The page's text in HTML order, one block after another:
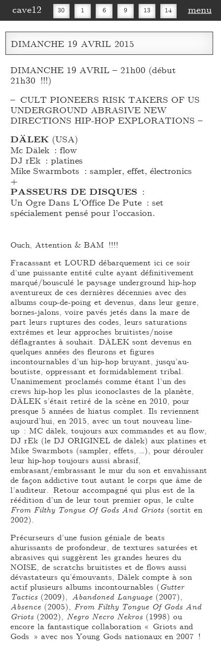
cave12 30 1 6 9 13 14
16 20 27 30
menu
DIMANCHE 19 AVRIL 2015
DIMANCHE 19 AVRIL – 21h00 (début
21h30 !!!)
– CULT PIONEERS RISK TAKERS OF US
UNDERGROUND ABRASIVE NEW
DIRECTIONS HIP-HOP EXPLORATIONS –
DÄLEK (USA)
Mc Dälek : flow
DJ rEk : platines
Mike Swarmbots : sampler, effet, électronics
+
PASSEURS DE DISQUES :
Un Ogre Dans L’Office De Pute : set
spécialement pensé pour l’occasion.
Ouch, Attention & BAM !!!!
Fracassant et LOURD débarquement ici ce soir
d’une puissante entité culte ayant définitivement
marqué/bousculé le paysage underground hip-hop
aventureux de ces dernières décennies avec des
albums coup-de-poing et devenus, dans leur genre,
bornes-jalons, voire pavés jetés dans la mare de
part leurs ruptures des codes, leurs saturations
extrêmes et leur approches bruitistes/noise
déflagrantes à souhait. DÄLEK sont devenus en
quelques années des fleurons et figures
incontournables d’un hip-hop bruyant, jusqu’au-
boutiste, oppressant et formidablement tribal.
Unanimement proclamés comme étant l’un des
crews hip-hop les plus iconoclastes de la planète,
DÄLEK s’était retiré de la scène en 2010, pour
presque 5 années de hiatus complet. Ils reviennent
aujourd’hui, en 2015, avec un tout nouveau line-
up : MC dälek, toujours aux commandes et au flow,
DJ rEk (le DJ ORIGINEL de dälek) aux platines et
Mike Swarmbots (sampler, effets, …), pour dérouler
leur hip-hop toujours aussi abrasif,
embrasant/embrassant le mur du son et envahissant
de façon addictive tout autant le corps que âme de
l’auditeur. Retour accompagné qui plus est de la
réédition d’un de leur tout premier opus, le culte
From Filthy Tongue Of Gods And Griots (sortit en
2002).
Précurseurs d’une fusion géniale de beats
ahurissants de profondeur, de textures saturées et
abrasives qui suggèrent les grandes heures du
NOISE, de scratchs bruitistes et de flows aussi
dévastateurs qu’émouvants, Dälek compte à son
actif plusieurs albums incontournables (Gutter
Tactics (2009), Abandoned Language (2007),
Absence (2005), From Filthy Tongue Of Gods And
Griots (2002), Negro Necro Nekros (1998) ou
encore la fantastique collaboration « Griots and
Gods » avec nos Young Gods nationaux en 2007 !